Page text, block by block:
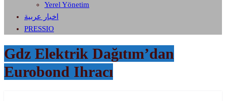
Yerel Yönetim
اخبار عربية
PRESSIO
Gdz Elektrik Dağıtım’dan
Eurobond Ihracı